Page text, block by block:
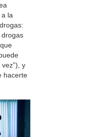
la
drogas
y
hacerte